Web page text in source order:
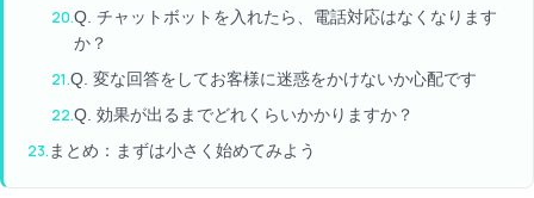
Q. チャットボットを入れたら、電話対応はなくなります
か？
Q. 変な回答をしてお客様に迷惑をかけないか心配です
Q. 効果が出るまでどれくらいかかりますか？
まとめ：まずは小さく始めてみよう